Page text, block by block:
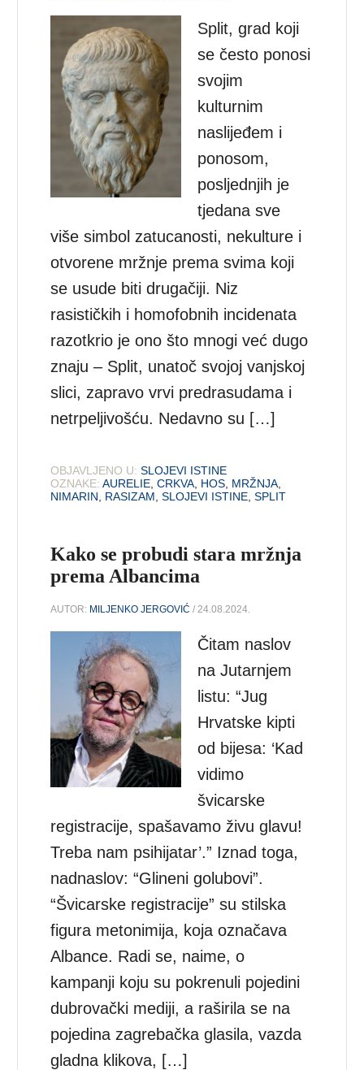
Split, grad koji
se često ponosi
svojim
kulturnim
naslijeđem i
ponosom,
posljednjih je
tjedana sve
više simbol zatucanosti, nekulture i
otvorene mržnje prema svima koji
se usude biti drugačiji. Niz
rasističkih i homofobnih incidenata
razotkrio je ono što mnogi već dugo
znaju – Split, unatoč svojoj vanjskoj
slici, zapravo vrvi predrasudama i
netrpeljivošću. Nedavno su […]
OBJAVLJENO U: SLOJEVI ISTINE
OZNAKE: AURELIE ,CRKVA HOS MRŽNJA
NIMARIN
RASIZAM ,SLOJEVI ISTINE ,SPLIT
Kako se probudi stara mržnja
prema Albancima
AUTOR: MILJENKO JERGOVIĆ / 24.08.2024.
Čitam naslov
na Jutarnjem
listu: “Jug
Hrvatske kipti
od bijesa: ‘Kad
vidimo
švicarske
registracije, spašavamo živu glavu!
Treba nam psihijatar’.” Iznad toga,
nadnaslov: “Glineni golubovi”.
“Švicarske registracije” su stilska
figura metonimija, koja označava
Albance. Radi se, naime, o
kampanji koju su pokrenuli pojedini
dubrovački mediji, a raširila se na
pojedina zagrebačka glasila, vazda
gladna klikova, […]